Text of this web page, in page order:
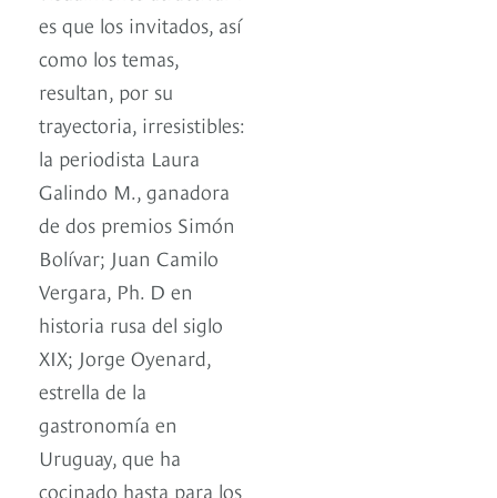
es que los invitados, así
como los temas,
resultan, por su
trayectoria, irresistibles:
la periodista Laura
Galindo M., ganadora
de dos premios Simón
Bolívar; Juan Camilo
Vergara, Ph. D en
historia rusa del siglo
XIX; Jorge Oyenard,
estrella de la
gastronomía en
Uruguay, que ha
cocinado hasta para los